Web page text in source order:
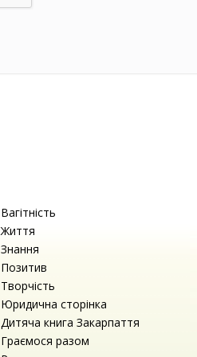
Вагітність
Життя
Знання
Позитив
Творчість
Юридична сторінка
Дитяча книга Закарпаття
Граємося разом